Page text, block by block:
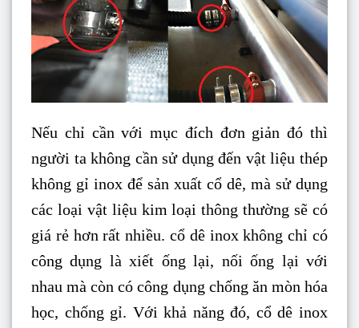
Nếu chỉ cần với mục đích đơn giản đó thì
người ta không cần sử dụng đến vật liệu thép
không gỉ inox để sản xuất cổ dê, mà sử dụng
các loại vật liệu kim loại thông thường sẽ có
giá rẻ hơn rất nhiều. cổ dê inox không chỉ có
công dụng là xiết ống lại, nối ống lại với
nhau mà còn có công dụng chống ăn mòn hóa
học, chống gỉ. Với khả năng đó, cổ dê inox